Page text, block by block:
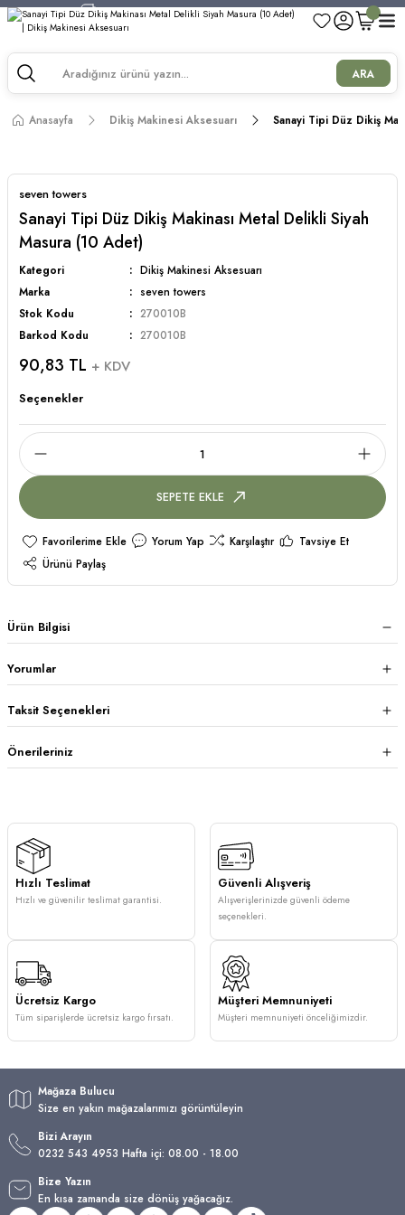
750 TL ve Üzeri Alışverişlerde Kargo Bedava!
750 TL ve Üzeri Alışverişlerde Kargo Bedava!
750 TL ve Üzeri Alışverişlerde Kargo Bedava!
750 TL ve Üzeri Alışverişlerde Kargo Bedava!
ARA
Anasayfa Dikiş Makinesi Aksesuarı Sanayi Tipi Düz Dikiş
seven towers
Sanayi Tipi Düz Dikiş Makinası Metal Delikli Siyah
Masura (10 Adet)
Kategori
Dikiş Makinesi Aksesuarı
Marka
seven towers
Stok Kodu
270010B
Barkod Kodu
270010B
90,83 TL + KDV
Seçenekler
SEPETE EKLE
Yorum Yap Karşılaştır
Tavsiye Et
Ürünü Paylaş
Ürün Bilgisi
Yorumlar
Taksit Seçenekleri
Önerileriniz
Hızlı Teslimat
Hızlı ve güvenilir teslimat garantisi.
Güvenli Alışveriş
Alışverişlerinizde güvenli ödeme
seçenekleri.
Ücretsiz Kargo
Tüm siparişlerde ücretsiz kargo fırsatı.
Müşteri Memnuniyeti
Müşteri memnuniyeti önceliğimizdir.
Mağaza Bulucu
Size en yakın mağazalarımızı görüntüleyin
Bizi Arayın
0232 543 4953 Hafta içi: 08.00 - 18.00
Bize Yazın
En kısa zamanda size dönüş yağacağız.